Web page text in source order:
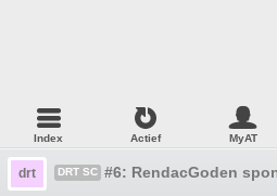
Index Actief MyAT
drt DRT SC #6: RendacGoden